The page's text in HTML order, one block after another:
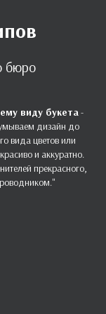
бюро
виду букета-
дизайн до
вида цветов или
и аккуратно.
прекрасного,